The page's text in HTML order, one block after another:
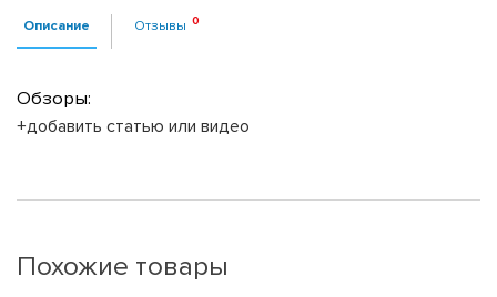
Описание Отзывы
Обзоры:
+добавить статью или видео
Похожие товары